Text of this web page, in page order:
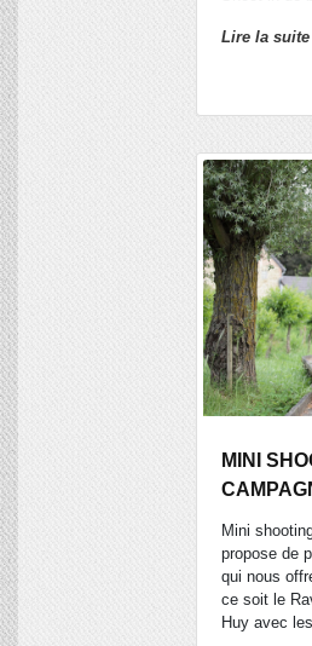
Lire la suite
MINI
Mini
propose de
qui nous
ce soit le
Huy avec